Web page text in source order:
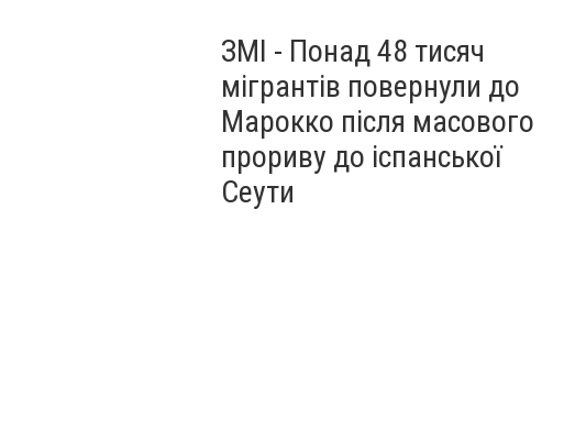
ЗМІ - Понад 48 тисяч
мігрантів повернули до
Марокко після масового
прориву до іспанської
Сеути